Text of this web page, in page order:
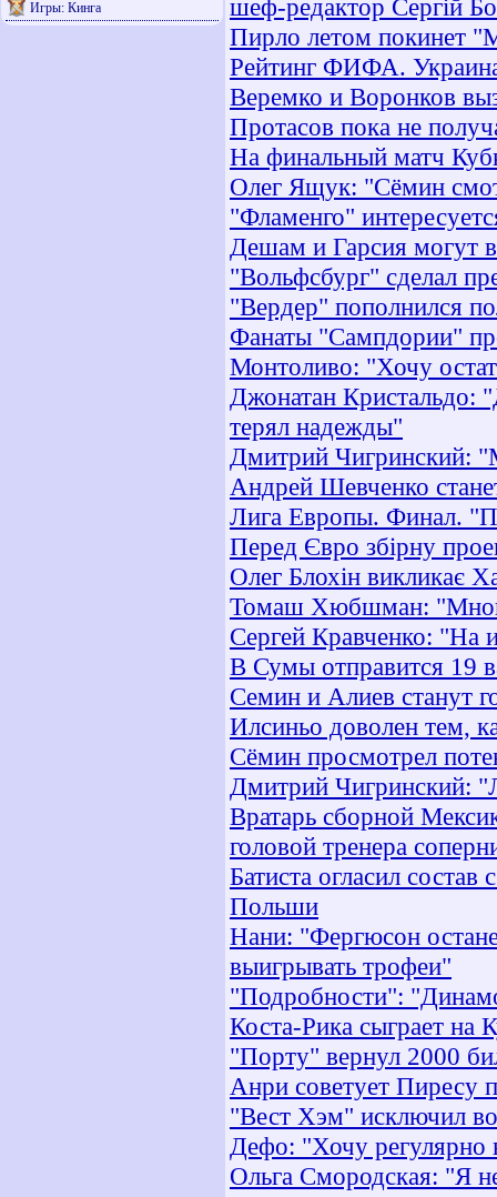
Игры: Кинга
шеф-редактор Сергій
Пирло летом покинет
Рейтинг ФИФА.
Веремко и Воронков
Протасов пока не
На финальный матч
Олег Ящук: "Сёмин
"Фламенго"
Дешам и Гарсия могут
"Вольфсбург" сделал
"Вердер" пополнился
Фанаты "Сампдории"
Монтоливо: "Хочу
Джонатан Кристальдо:
терял надежды"
Дмитрий Чигринский:
Андрей Шевченко
Лига Европы. Финал.
Перед Євро збірну
Олег Блохін викликає
Томаш Хюбшман:
Сергей Кравченко: "На
В Сумы отправится 19
Семин и Алиев станут
Илсиньо доволен тем,
Сёмин просмотрел
Дмитрий Чигринский:
Вратарь сборной
головой тренера
Батиста огласил
Польши
Нани: "Фергюсон
выигрывать трофеи"
"Подробности":
Коста-Рика сыграет на
"Порту" вернул 2000
Анри советует Пиресу
"Вест Хэм" исключил
Дефо: "Хочу регулярно
Ольга Смородская: "Я